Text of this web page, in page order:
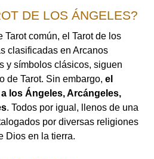
DE LOS ÁNGELES?
común, el Tarot de los
clasificadas en Arcanos
y símbolos clásicos, siguen
de Tarot. Sin embargo, el
los Ángeles, Arcángeles,
. Todos por igual, llenos de una
por diversas religiones
Dios en la tierra.